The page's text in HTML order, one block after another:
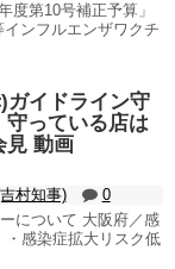
度第10号補正予算」
ンフルエンザワクチ
ガイドライン守
守っている店は
見 動画
村知事)
0
について 大阪府／感
感染症拡大リスク低